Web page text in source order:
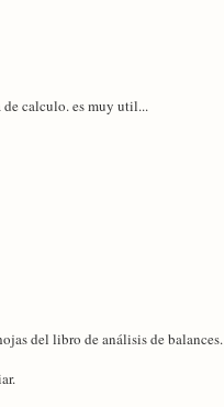
calculo. es muy util...
del libro de análisis de balances.